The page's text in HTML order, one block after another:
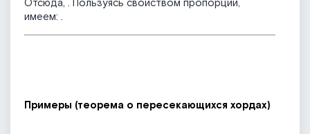
Отсюда, . Пользуясь свойством пропорции,
имеем: .
Примеры (теорема о пересекающихся хордах)